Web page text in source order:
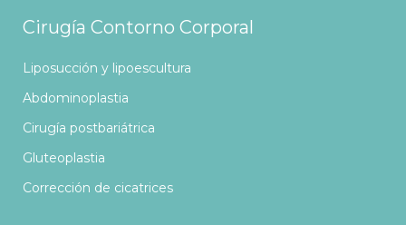
Cirugía Contorno Corporal
Liposucción y lipoescultura
Abdominoplastia
Cirugía postbariátrica
Gluteoplastia
Corrección de cicatrices